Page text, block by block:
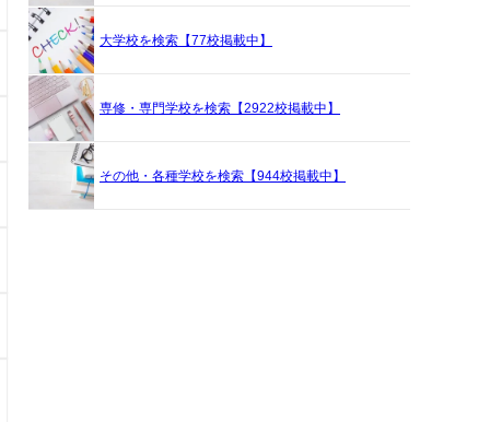
大学校を検索【77校掲載中】
専修・専門学校を検索【2922校掲載中】
その他・各種学校を検索【944校掲載中】